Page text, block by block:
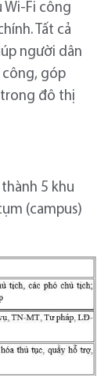
Wi-Fi công
Tất cả
người dân
công, góp
đô thị
5 khu
(campus)